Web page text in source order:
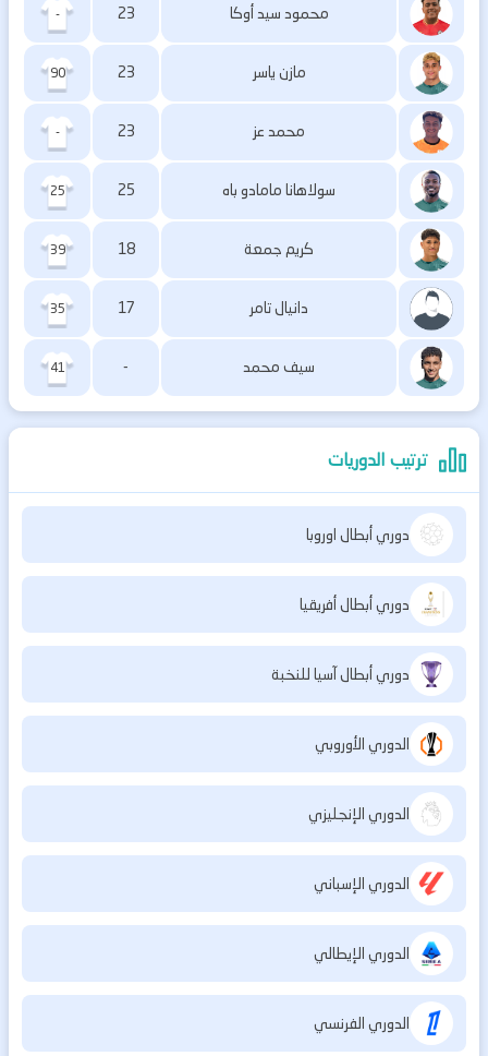
محمود سيد أوكا 23
-
مازن ياسر 23
90
محمد عز 23
-
سولاهانا مامادو باه 25
25
كريم جمعة 18
39
دانيال تامر 17
35
سيف محمد -
41
ترتيب الدوريات
دوري أبطال اوروبا
دوري أبطال أفريقيا
دوري أبطال آسيا للنخبة
الدوري الأوروبي
الدوري الإنجليزي
الدوري الإسباني
الدوري الإيطالي
الدوري الفرنسي